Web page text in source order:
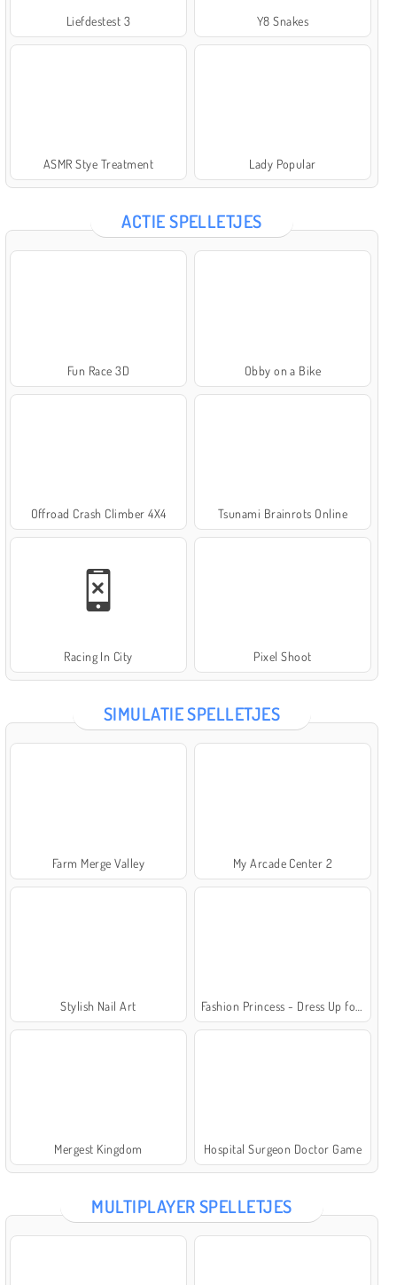
Liefdestest 3 Y8 Snakes
ASMR Stye Treatment Lady Popular
ACTIE SPELLETJES
Fun Race 3D Obby on a Bike
Offroad Crash Climber 4X4 Tsunami Brainrots Online
Racing In City Pixel Shoot
SIMULATIE SPELLETJES
Farm Merge Valley My Arcade Center 2
Stylish Nail Art
Mergest Kingdom Hospital Surgeon Doctor Game
MULTIPLAYER SPELLETJES